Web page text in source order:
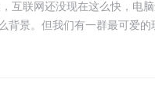
互联网还没现在这么快，电
背景。但我们有一群最可爱